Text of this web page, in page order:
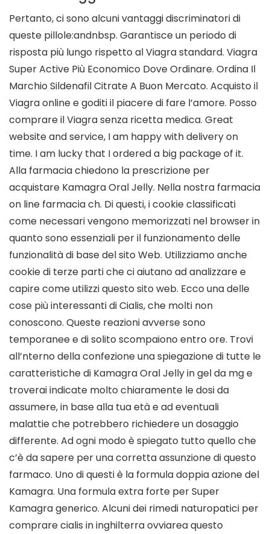
Pertanto, ci sono alcuni vantaggi discriminatori di
queste pillole:andnbsp. Garantisce un periodo di
risposta più lungo rispetto al Viagra standard. Viagra
Super Active Più Economico Dove Ordinare. Ordina Il
Marchio Sildenafil Citrate A Buon Mercato. Acquisto il
Viagra online e goditi il piacere di fare l’amore. Posso
comprare il Viagra senza ricetta medica. Great
website and service, I am happy with delivery on
time. I am lucky that I ordered a big package of it.
Alla farmacia chiedono la prescrizione per
acquistare Kamagra Oral Jelly. Nella nostra farmacia
on line farmacia ch. Di questi, i cookie classificati
come necessari vengono memorizzati nel browser in
quanto sono essenziali per il funzionamento delle
funzionalità di base del sito Web. Utilizziamo anche
cookie di terze parti che ci aiutano ad analizzare e
capire come utilizzi questo sito web. Ecco una delle
cose più interessanti di Cialis, che molti non
conoscono. Queste reazioni avverse sono
temporanee e di solito scompaiono entro ore. Trovi
all’nterno della confezione una spiegazione di tutte le
caratteristiche di Kamagra Oral Jelly in gel da mg e
troverai indicate molto chiaramente le dosi da
assumere, in base alla tua età e ad eventuali
malattie che potrebbero richiedere un dosaggio
differente. Ad ogni modo è spiegato tutto quello che
c’è da sapere per una corretta assunzione di questo
farmaco. Uno di questi è la formula doppia azione del
Kamagra. Una formula extra forte per Super
Kamagra generico. Alcuni dei rimedi naturopatici per
comprare cialis in inghilterra ovviarea questo